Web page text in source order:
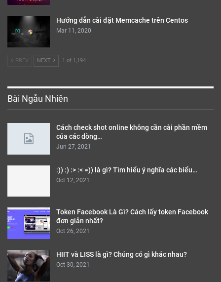
Hướng dẫn cài đặt Memcache trên Centos
Mar 11, 2020
PREV NEXT 1 of 1,194
Bài Ngẫu Nhiên
Cách check shot online không cần cài phần mềm
của các dòng…
Jun 27, 2021
:)) :) :> :< =)) là gì? Tìm hiểu ý nghĩa các biểu…
Oct 12, 2021
Token Facebook Là Gì? Cách lấy token Facebook
đơn giản nhất?
Oct 26, 2021
HIIT và LISS là gì? Chúng có gì khác nhau?
Oct 30, 2021